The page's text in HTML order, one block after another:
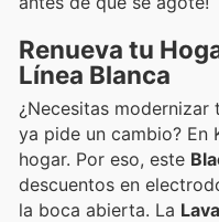
Renueva tu
Línea Blanca
¿Necesitas
ya pide un cambio? En
hogar. Por eso, este
descuentos en
la boca abierta. La